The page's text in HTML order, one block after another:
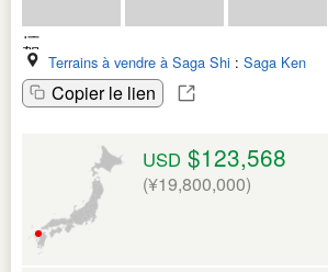
Terrains à vendre à Saga Shi : Saga Ken
Copier le lien
USD $123,568
(¥19,800,000)